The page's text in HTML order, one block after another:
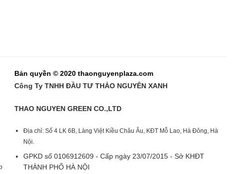
Bản quyền © 2020 thaonguyenplaza.com
Công Ty TNHH ĐẦU TƯ THẢO NGUYÊN XANH
THAO NGUYEN GREEN CO.,LTD
Địa chỉ: Số 4 LK 6B, Làng Việt Kiều Châu Âu, KĐT Mỗ Lao, Hà Đông, Hà
Nội.
GPKD số 0106912609 - Cấp ngày 23/07/2015 - Sở KHĐT
THÀNH PHỐ HÀ NỘI